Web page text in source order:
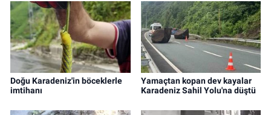
Doğu Karadeniz'in böceklerle
imtihanı
Yamaçtan kopan dev kayalar
Karadeniz Sahil Yolu'na düştü